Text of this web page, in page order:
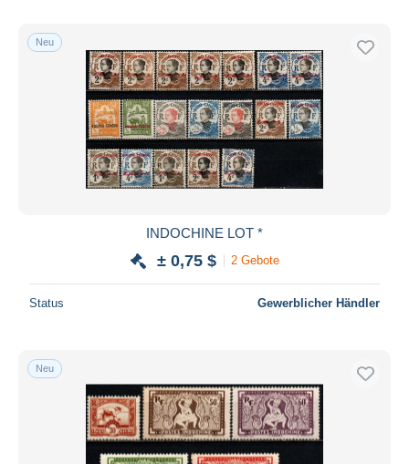
Neu
INDOCHINE LOT *
± 0,75 $ 2 Gebote
Status Gewerblicher Händler
Neu